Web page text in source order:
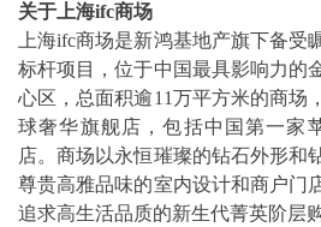
关于上海ifc商场
上海ifc商场是新鸿基地产旗下备受
标杆项目，位于中国最具影响力
心区，总面积逾11万平方米的商场
球奢华旗舰店，包括中国第一家
店。商场以永恒璀璨的钻石外形和
尊贵高雅品味的室内设计和商户门
追求高生活品质的新生代菁英阶层